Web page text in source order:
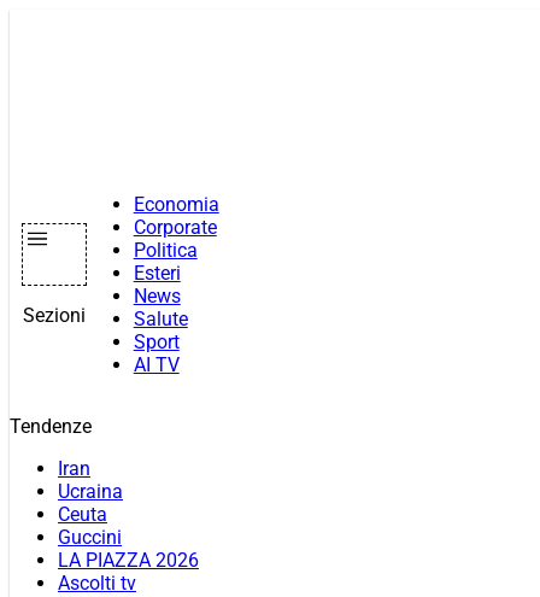
Sezioni
Economia
Corporate
Politica
Esteri
News
Salute
Sport
AI TV
Tendenze
Iran
Ucraina
Ceuta
Guccini
LA PIAZZA 2026
Ascolti tv